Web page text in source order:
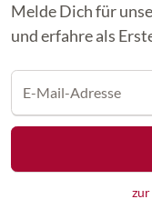
Melde Dich für
und erfahre als